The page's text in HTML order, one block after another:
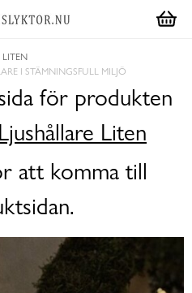
LITEN
I STÄMNINGSFULL MILJÖ
för produkten
Liten
att komma till